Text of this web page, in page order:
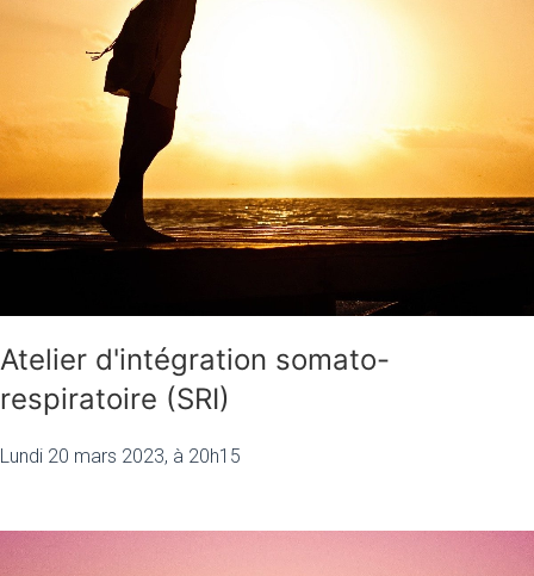
Atelier d'intégration somato-
respiratoire (SRI)
Lundi 20 mars 2023, à 20h15